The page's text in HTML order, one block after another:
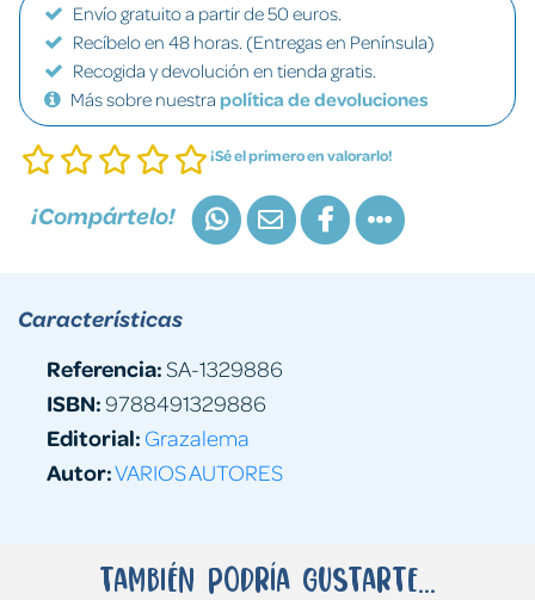
Envío gratuito a partir de 50 euros.
Recíbelo en 48 horas. (Entregas en Península)
Recogida y devolución en tienda gratis.
Más sobre nuestra política de devoluciones
¡Sé el primero en valorarlo!
¡Compártelo!
Características
Referencia:SA-1329886
ISBN:9788491329886
Editorial: Grazalema
Autor:VARIOS AUTORES
También podría gustarte...